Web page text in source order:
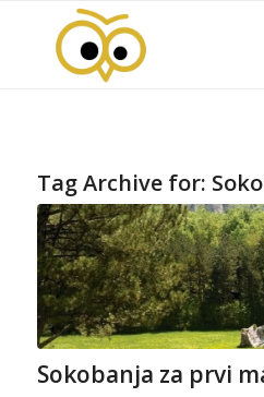
Tag Archive for:
Sokobanja za prvi